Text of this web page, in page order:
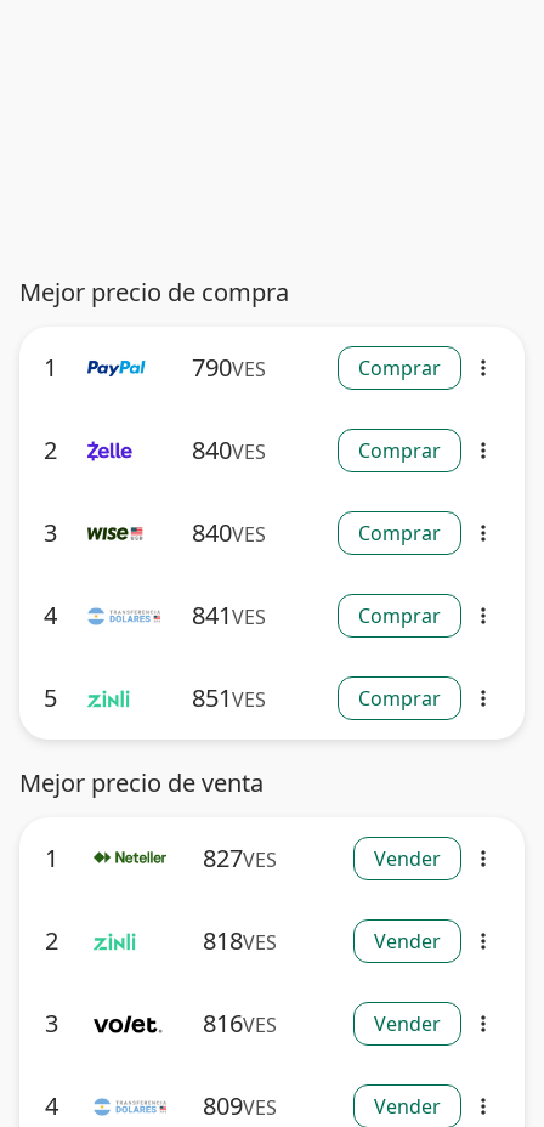
Mejor precio de compra
1 790VES Comprar more_vert
2 840VES Comprar more_vert
3 840VES Comprar more_vert
4 841VES Comprar more_vert
5 851VES Comprar more_vert
Mejor precio de venta
1 827VES Vender more_vert
2 818VES Vender more_vert
3 816VES Vender more_vert
4 809VES Vender more_vert